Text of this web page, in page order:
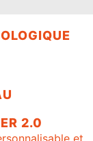
2.0